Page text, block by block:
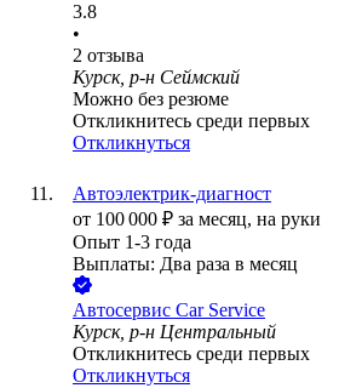
3.8
•
2 отзыва
Курск, р-н Сеймский
Можно без резюме
Откликнитесь среди первых
Откликнуться
Автоэлектрик-диагност
от 100 000 ₽ за месяц, на руки
Опыт 1-3 года
Выплаты: Два раза в месяц
Автосервис Car Service
Курск, р-н Центральный
Откликнитесь среди первых
Откликнуться